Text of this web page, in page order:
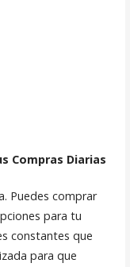
Compras Diarias
Puedes comprar
para tu
constantes que
para que